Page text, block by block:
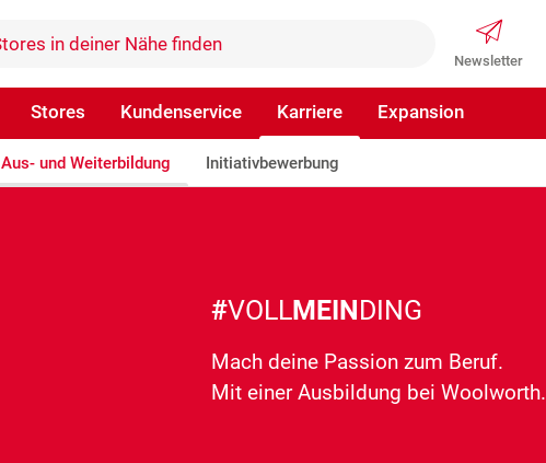
Newsletter
Stores Kundenservice Karriere Expansion
Aus- und Weiterbildung Initiativbewerbung
#VOLLMEINDING
Mach deine Passion zum Beruf.
Mit einer Ausbildung bei Woolworth.